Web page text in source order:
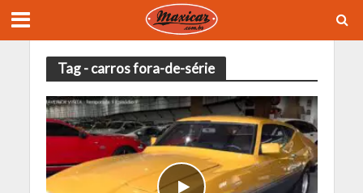
Tag - carros fora-de-série